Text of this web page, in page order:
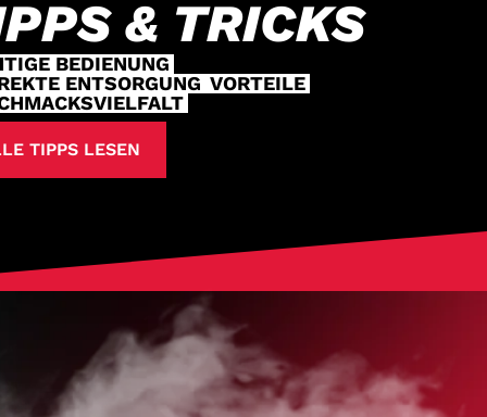
& TRICKS
BEDIENUNG
ENTSORGUNG VORTEILE
TIPPS LESEN